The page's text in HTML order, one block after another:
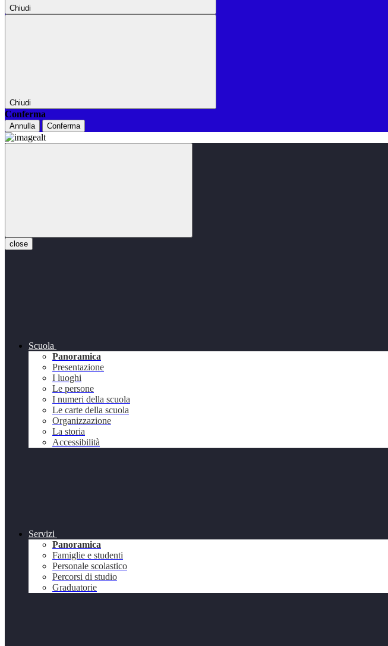
Chiudi
Chiudi
Conferma
Annulla Conferma
close
Scuola
Panoramica
Presentazione
I luoghi
Le persone
I numeri della scuola
Le carte della scuola
Organizzazione
La storia
Accessibilità
Servizi
Panoramica
Famiglie e studenti
Personale scolastico
Percorsi di studio
Graduatorie